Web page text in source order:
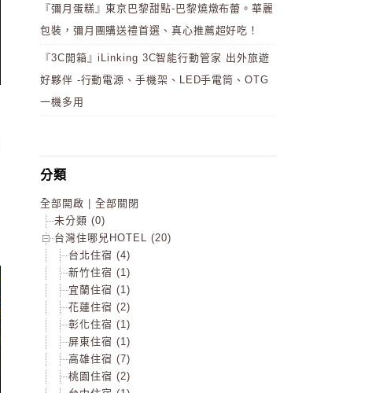
『彌月蛋糕』東京巴黎甜點-巴黎燒燉布蕾。華麗
包裝，彌月團購送禮首選、真心推薦超好吃！
『3C開箱』iLinking 3C智能行動管家 出外旅遊
好夥伴 -行動電源、手機架、LED手電筒、OTG
一機多用
分類
全部開啟
全部關閉
未分類 (0)
台灣住哪兒HOTEL (20)
台北住宿 (4)
新竹住宿 (1)
宜蘭住宿 (1)
花蓮住宿 (2)
彰化住宿 (1)
屏東住宿 (1)
高雄住宿 (7)
桃園住宿 (2)